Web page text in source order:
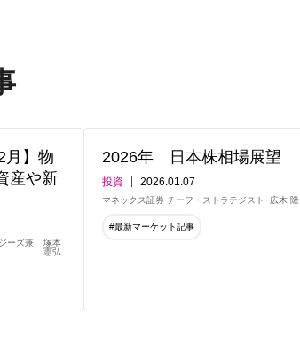
月】物
産や新
ーズ兼
塚本
憲弘
2026年 日本株相場展望
投資 2026.01.07
マネックス証券 チーフ・ストラテジスト 広木 隆
#最新マーケット記事